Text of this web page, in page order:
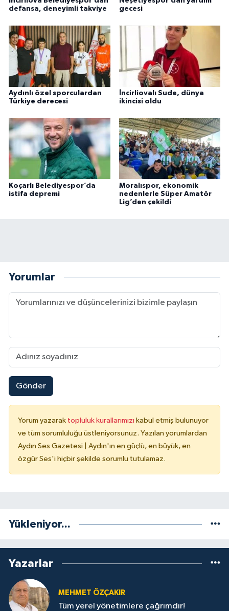
defansa, deneyimli takviye
gecesi
Aydınlı özel sporculardan
Türkiye derecesi
İncirliovalı Sude, dünya
ikincisi oldu
Koçarlı Belediyespor’da
istifa depremi
Moralıspor, ekonomik
nedenlerle Süper Amatör
Lig’den çekildi
Yorumlar
Gönder
Yorum yazarak topluluk kurallarımızı kabul etmiş bulunuyor
ve tüm sorumluluğu üstleniyorsunuz. Yazılan yorumlardan
Aydın Ses Gazetesi | Aydın'ın en güçlü, en büyük, en
özgür Ses'i hiçbir şekilde sorumlu tutulamaz.
Yükleniyor...
Yazarlar
MEHMET ÖZÇAKIR
Tüm yerel yönetimlere çağrımdır!